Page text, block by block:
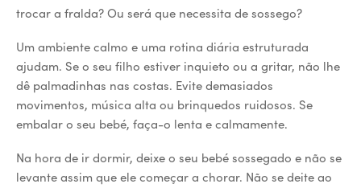
trocar a fralda? Ou será que necessita de sossego?
Um ambiente calmo e uma rotina diária estruturada
ajudam. Se o seu filho estiver inquieto ou a gritar, não lhe
dê palmadinhas nas costas. Evite demasiados
movimentos, música alta ou brinquedos ruidosos. Se
embalar o seu bebé, faça-o lenta e calmamente.
Na hora de ir dormir, deixe o seu bebé sossegado e não se
levante assim que ele começar a chorar. Não se deite ao